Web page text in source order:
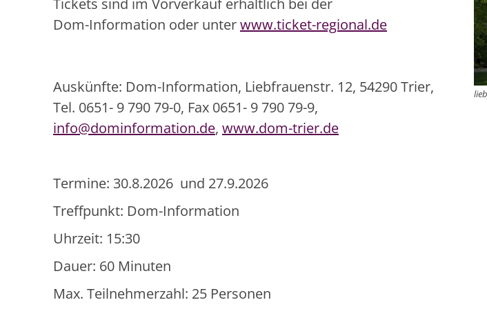
Dom-Information oder unterwww.ticket-regional.de
Auskünfte: Dom-Information, Liebfrauenstr. 12, 54290 Trier,
Tel. 0651- 9 790 79-0, Fax 0651- 9 790 79-9,
info@dominformation.de, www.dom-trier.de
Termine: 30.8.2026 und 27.9.2026
Treffpunkt: Dom-Information
Uhrzeit: 15:30
Dauer: 60 Minuten
Max. Teilnehmerzahl: 25 Personen